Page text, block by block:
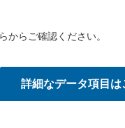
からご確認ください。
詳細なデータ項目は